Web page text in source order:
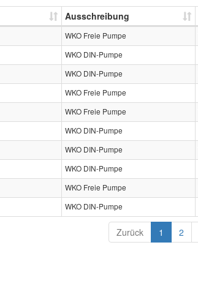
Ausschreibung
WKO Freie Pumpe
WKO DIN-Pumpe
WKO DIN-Pumpe
WKO Freie Pumpe
WKO Freie Pumpe
WKO DIN-Pumpe
WKO DIN-Pumpe
WKO DIN-Pumpe
WKO Freie Pumpe
WKO DIN-Pumpe
Zurück 1 2